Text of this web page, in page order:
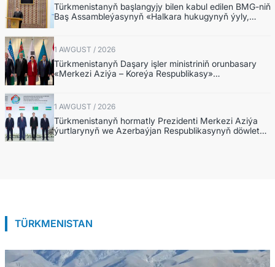
Türkmenistanyň başlangyjy bilen kabul edilen BMG-niň
Baş Assambleýasynyň «Halkara hukugynyň ýyly,
2028-nji ýyl» atly Kararnamasyny durmuşa
geçirmegiň ýolunda
1 AWGUST / 2026
Türkmenistanyň Daşary işler ministriniň orunbasary
«Merkezi Aziýa – Koreýa Respublikasy»
hyzmatdaşlyk forumynyň ýokary derejeli wezipeli
adamlarynyň mejlisine gatnaşdy
1 AWGUST / 2026
Türkmenistanyň hormatly Prezidenti Merkezi Aziýa
ýurtlarynyň we Azerbaýjan Respublikasynyň döwlet
Baştutanlarynyň resmi däl konsultatiw duşuşygyna
TÜRKMENISTAN